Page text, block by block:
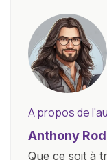
A propos de
Anthony
Que ce soit à